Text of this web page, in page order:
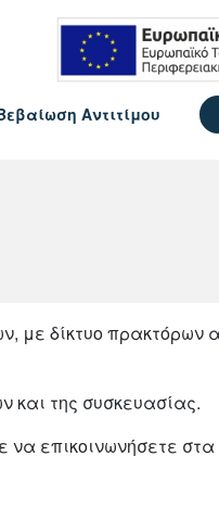
Αντιτίμου
με δίκτυο πρακτόρων
και της συσκευασίας.
να επικοινωνήσετε